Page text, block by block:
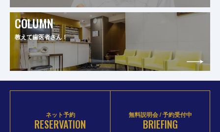
COLUMN
教えて歯医者さん！
ネット予約
RESERVATION
無料説明会 / 予約受付中
BRIEFING